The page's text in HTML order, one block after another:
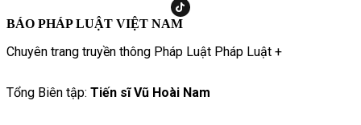
BÁO PHÁP LUẬT VIỆT NAM
Chuyên trang truyền thông Pháp Luật Pháp Luật +
Tổng Biên tập: Tiến sĩ Vũ Hoài Nam